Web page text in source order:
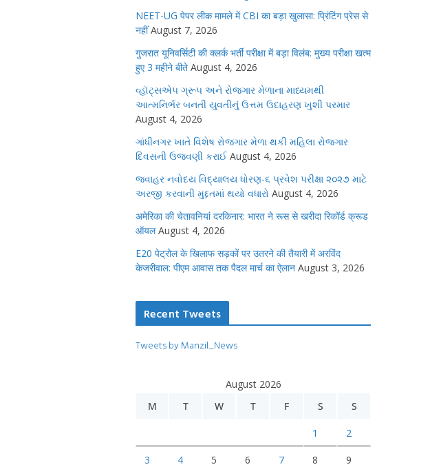
NEET-UG पेपर लीक मामले में CBI का बड़ा खुलासा: प्रिंटिंग प्रेस से
नहीं August 7, 2026
गुजरात यूनिवर्सिटी की क्लर्क भर्ती परीक्षा में बड़ा विलंब: मुख्य परीक्षा खत्म
हुए 3 महीने बीते August 4, 2026
વ્હૉટ્સએપ ગ્રૂપ અને રોજગાર મેળાના માધ્યમથી
આત્મનિર્ભર બનતી યુવતીનું ઉત્તમ ઉદાહરણ ખુશી પરમાર
August 4, 2026
ગાંધીનગર ખાતે વિશેષ રોજગાર મેળા થકી મહિલા રોજગાર
દિવસની ઉજવણી કરાઈ August 4, 2026
જવાહર નવોદય વિદ્યાલય ધોરણ-૬ પ્રવેશ પરીક્ષા ૨૦૨૭ માટે
અરજી કરવાની મુદ્દતમાં થયો વધારો August 4, 2026
अमेरिका की चेतावनियां दरकिनार: भारत ने रूस से खरीदा रिकॉर्ड क्रूड
ऑयल August 4, 2026
E20 पेट्रोल के खिलाफ सड़कों पर उतरने की तैयारी में अरविंद
केजरीवाल: पीएम आवास तक पैदल मार्च का ऐलान August 3, 2026
Recent Tweets
Tweets by Manzil_News
August 2026
M
T W T F S S
1 2
3 4 5 6 7 8 9